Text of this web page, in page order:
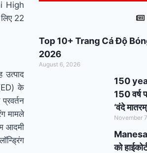
: मोदी का यह
और सहारा ! PM
Haryana visit
इस दिन
दौरे पर आएंगे पीएम
इन कार्यक्रमों में होंगे
High
22
के
मामले
आदमी
Top 10+ Trang Cá Độ
2026
August 6, 2026
150
150 वर्ष
‘वंदे
November
को